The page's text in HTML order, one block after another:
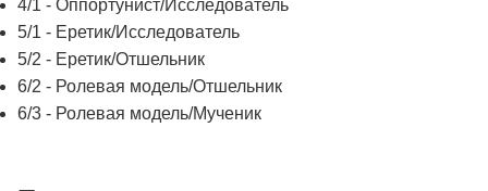
4/1 - Оппортунист/Исследователь
5/1 - Еретик/Исследователь
5/2 - Еретик/Отшельник
6/2 - Ролевая модель/Отшельник
6/3 - Ролевая модель/Мученик